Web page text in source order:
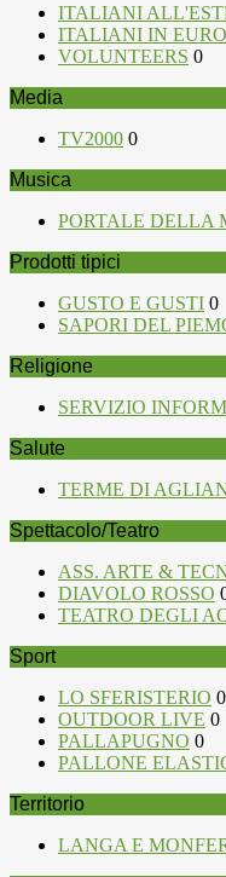
ITALIANI
ITALIANI IN
VOLUNTEERS 0
Media
TV2000 0
Musica
PORTALE DELLA
Prodotti tipici
GUSTO E GUSTI 0
SAPORI DEL
Religione
SERVIZIO
Salute
TERME DI
Spettacolo/Teatro
ASS. ARTE &
DIAVOLO ROSSO
TEATRO DEGLI
Sport
LO SFERISTERIO 0
OUTDOOR LIVE 0
PALLAPUGNO 0
PALLONE
Territorio
LANGA E